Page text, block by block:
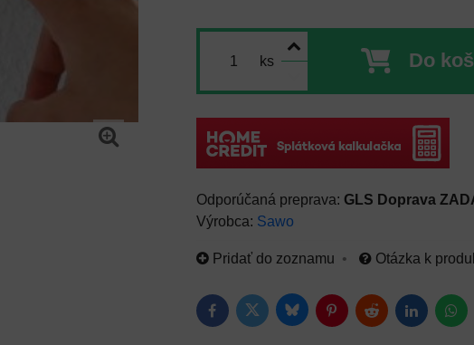
ks Do
GLS Doprava
Výrobca: Sawo
Pridať do zoznamu Otázka k
FacebookTwitterBlueskyPinterestRedditLinkedIn